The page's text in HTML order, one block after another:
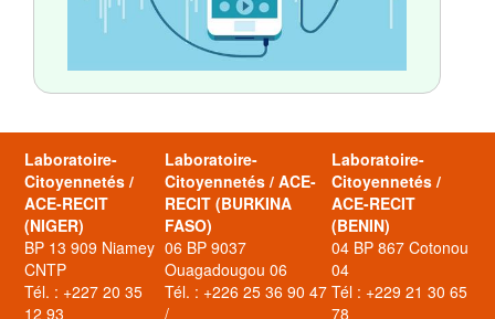
Laboratoire-
Citoyennetés /
ACE-RECIT
(NIGER)
BP 13 909 Niamey
CNTP
Tél. : +227 20 35
12 93
Laboratoire-
Citoyennetés / ACE-
RECIT (BURKINA
FASO)
06 BP 9037
Ouagadougou 06
Tél. : +226 25 36 90 47
/
Laboratoire-
Citoyennetés /
ACE-RECIT
(BENIN)
04 BP 867 Cotonou
04
Tél : +229 21 30 65
78